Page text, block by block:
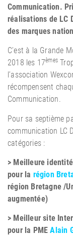
Communication.
réalisations de LC
des marques
C’est à la Grande
2018 les 17èmes
l’association
récompensent
Communication.
Pour sa septième
communication LC
catégories :
> Meilleure
pour la région
région Bretagne /
augmentée)
> Meilleur site
pour la PMEAlain